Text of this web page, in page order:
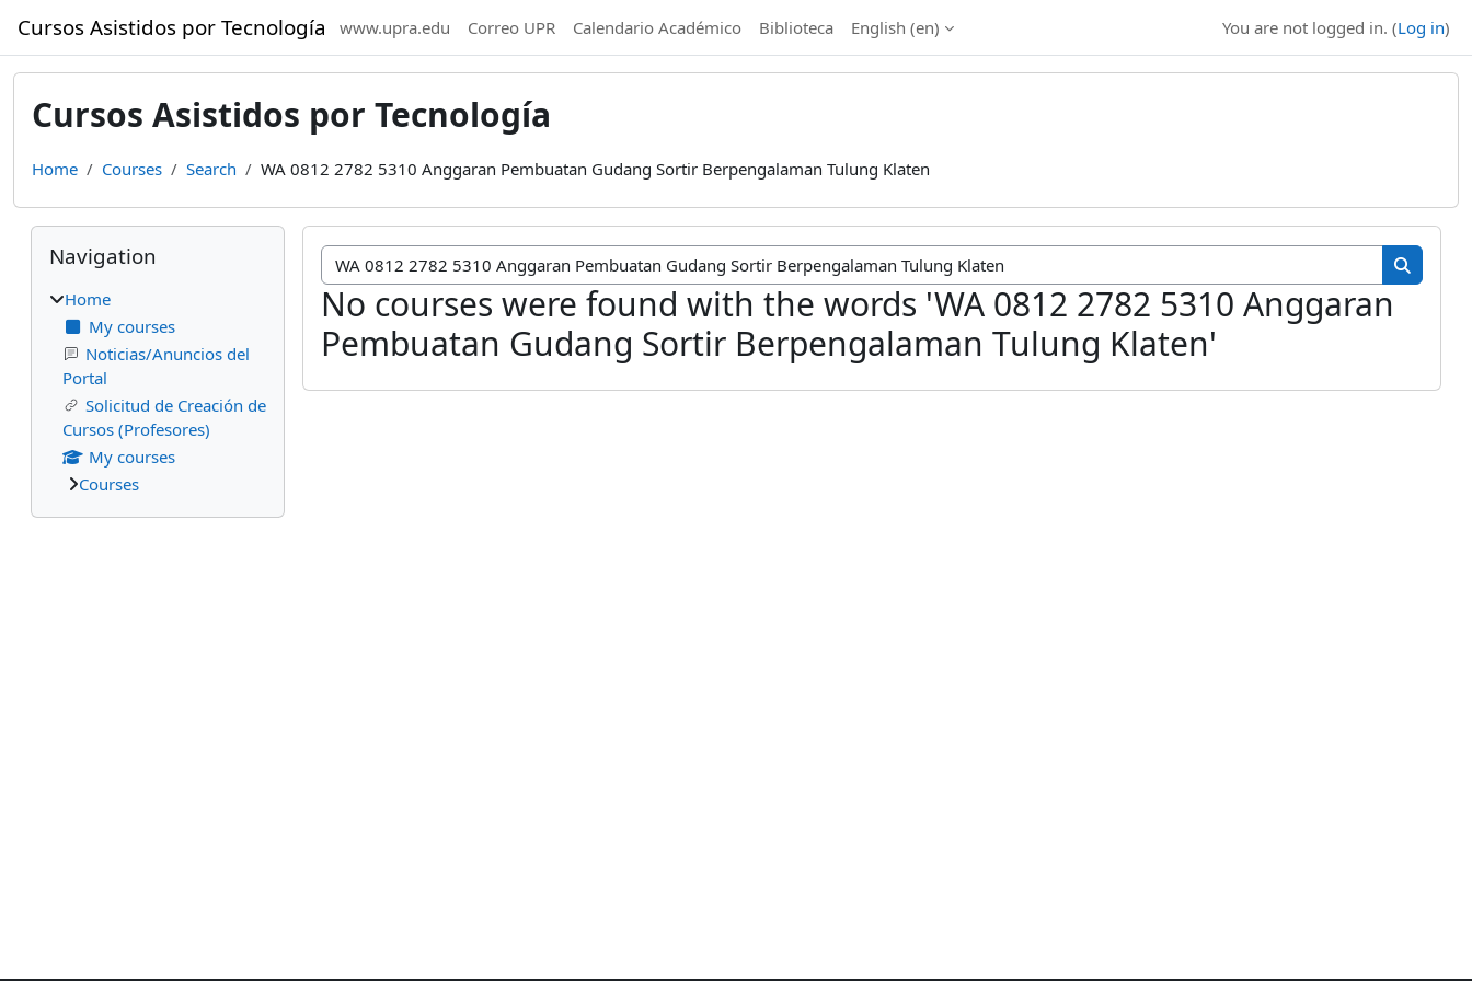
Cursos Asistidos por Tecnología www.upra.edu Correo UPR Calendario Académico Biblioteca English ‎(en)‎ You are not logged in. (Log in)
Cursos Asistidos por Tecnología
Home Courses Search WA 0812 2782 5310 Anggaran Pembuatan Gudang Sortir Berpengalaman Tulung Klaten
Search
Search
No courses were found with the words 'WA 0812 2782 5310 Anggaran
Pembuatan Gudang Sortir Berpengalaman Tulung Klaten'
Blocks
Skip Navigation
Navigation
Home
My courses
Noticias/Anuncios del
Portal
Solicitud de Creación de
Cursos (Profesores)
My courses
Courses